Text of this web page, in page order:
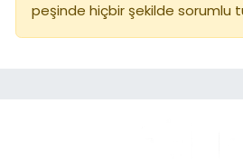
peşinde hiçbir şekilde sorumlu